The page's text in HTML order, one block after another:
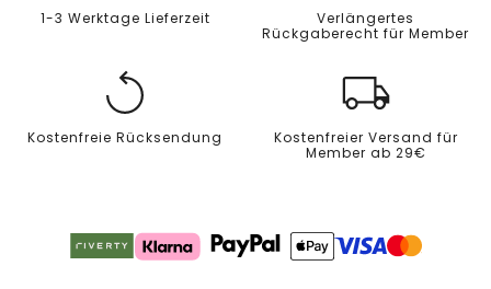
1-3 Werktage Lieferzeit
Verlängertes
Rückgaberecht für Member
Kostenfreie Rücksendung
Kostenfreier Versand für
Member ab 29€